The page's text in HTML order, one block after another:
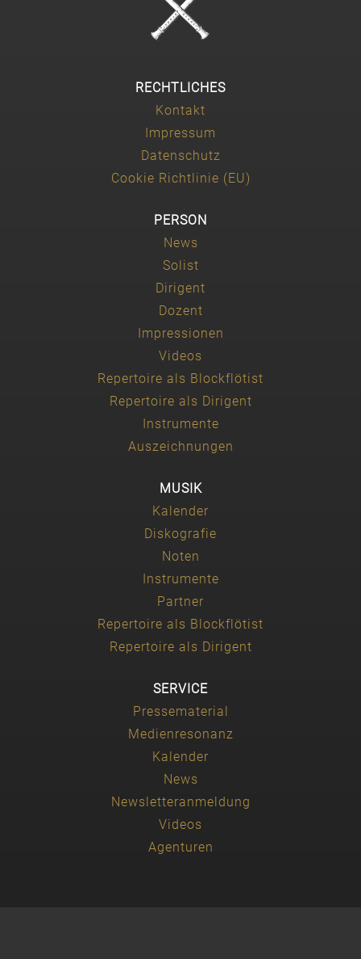
RECHTLICHES
Kontakt
Impressum
Datenschutz
Cookie Richtlinie (EU)
PERSON
News
Solist
Dirigent
Dozent
Impressionen
Videos
Repertoire als Blockflötist
Repertoire als Dirigent
Instrumente
Auszeichnungen
MUSIK
Kalender
Diskografie
Noten
Instrumente
Partner
Repertoire als Blockflötist
Repertoire als Dirigent
SERVICE
Pressematerial
Medienresonanz
Kalender
News
Newsletteranmeldung
Videos
Agenturen